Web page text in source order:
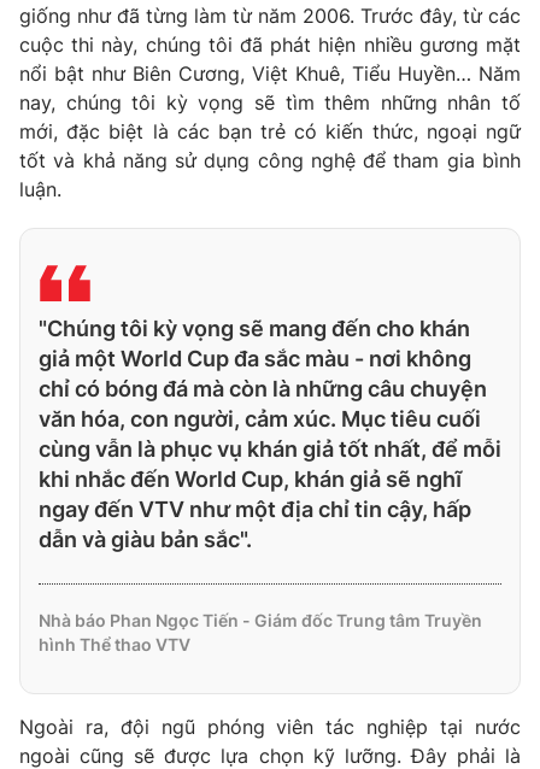
giống như đã từng làm từ năm 2006. Trước đây, từ các
cuộc thi này, chúng tôi đã phát hiện nhiều gương mặt
nổi bật như Biên Cương, Việt Khuê, Tiểu Huyền… Năm
nay, chúng tôi kỳ vọng sẽ tìm thêm những nhân tố
mới, đặc biệt là các bạn trẻ có kiến thức, ngoại ngữ
tốt và khả năng sử dụng công nghệ để tham gia bình
luận.
"Chúng tôi kỳ vọng sẽ mang đến cho khán
giả một World Cup đa sắc màu - nơi không
chỉ có bóng đá mà còn là những câu chuyện
văn hóa, con người, cảm xúc. Mục tiêu cuối
cùng vẫn là phục vụ khán giả tốt nhất, để mỗi
khi nhắc đến World Cup, khán giả sẽ nghĩ
ngay đến VTV như một địa chỉ tin cậy, hấp
dẫn và giàu bản sắc".
Nhà báo Phan Ngọc Tiến - Giám đốc Trung tâm Truyền
hình Thể thao VTV
Ngoài ra, đội ngũ phóng viên tác nghiệp tại nước
ngoài cũng sẽ được lựa chọn kỹ lưỡng. Đây phải là